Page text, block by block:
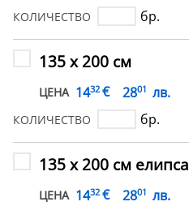
КОЛИЧЕСТВО бр.
135 х 200 см
ЦЕНА 1432 € 2801 лв.
КОЛИЧЕСТВО бр.
135 х 200 см елипса
ЦЕНА 1432 € 2801 лв.